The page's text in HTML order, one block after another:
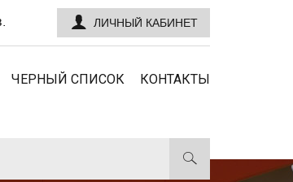
ЛИЧНЫЙ КАБИНЕТ
ЧЕРНЫЙ СПИСОК КОНТАКТЫ